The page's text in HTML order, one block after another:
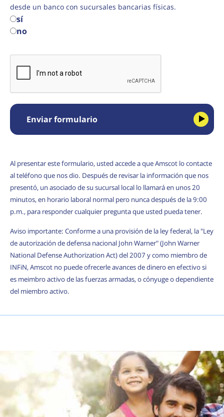
desde un banco con sucursales bancarias físicas.
sí
no
Enviar formulario
Al presentar este formulario, usted accede a que Amscot lo contacte
al teléfono que nos dio. Después de revisar la información que nos
presentó, un asociado de su sucursal local lo llamará en unos 20
minutos, en horario laboral normal pero nunca después de la 9:00
p.m., para responder cualquier pregunta que usted pueda tener.
Aviso importante: Conforme a una provisión de la ley federal, la "Ley
de autorización de defensa nacional John Warner" (John Warner
National Defense Authorization Act) del 2007 y como miembro de
INFiN, Amscot no puede ofrecerle avances de dinero en efectivo si
es meimbro activo de las fuerzas armadas, o cónyuge o dependiente
del miembro activo.